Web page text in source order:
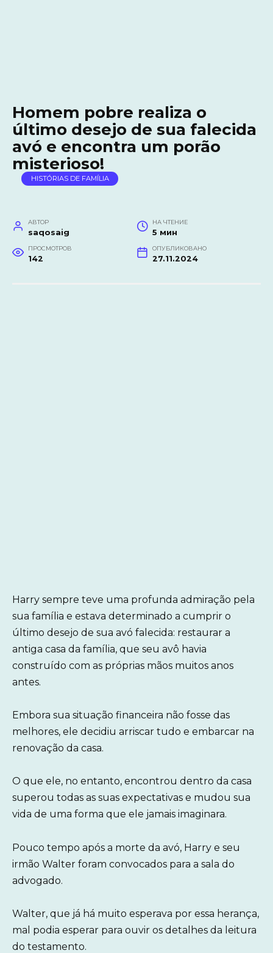
Homem pobre realiza o
último desejo de sua falecida
avó e encontra um porão
misterioso!
HISTÓRIAS DE FAMÍLIA
АВТОР
saqosaig
НА ЧТЕНИЕ
5 мин
ПРОСМОТРОВ
142
ОПУБЛИКОВАНО
27.11.2024
Harry sempre teve uma profunda admiração pela
sua família e estava determinado a cumprir o
último desejo de sua avó falecida: restaurar a
antiga casa da família, que seu avô havia
construído com as próprias mãos muitos anos
antes.
Embora sua situação financeira não fosse das
melhores, ele decidiu arriscar tudo e embarcar na
renovação da casa.
O que ele, no entanto, encontrou dentro da casa
superou todas as suas expectativas e mudou sua
vida de uma forma que ele jamais imaginara.
Pouco tempo após a morte da avó, Harry e seu
irmão Walter foram convocados para a sala do
advogado.
Walter, que já há muito esperava por essa herança,
mal podia esperar para ouvir os detalhes da leitura
do testamento.